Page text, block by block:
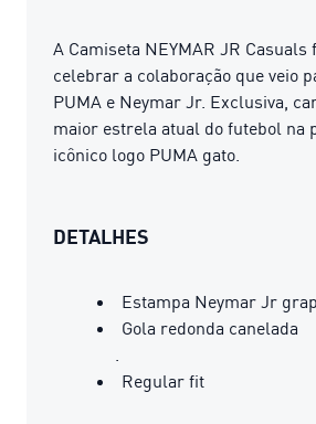
A Camiseta NEYMAR JR Casuals
celebrar a colaboração que veio
PUMA e Neymar Jr. Exclusiva,
maior estrela atual do futebol na
icônico logo PUMA gato.
DETALHES
Estampa Neymar Jr
Gola redonda canelada
Regular fit